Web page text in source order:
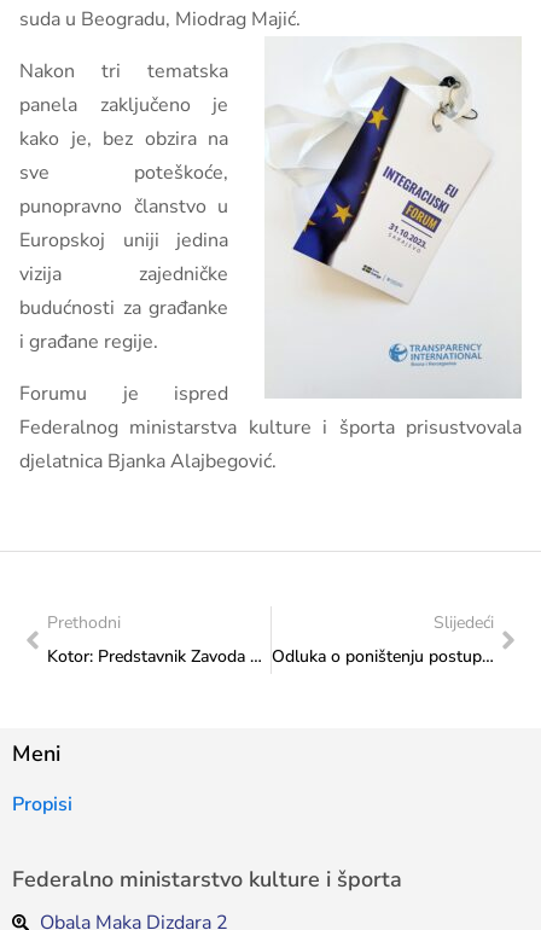
suda u Beogradu, Miodrag Majić.
Nakon tri tematska
panela zaključeno je
kako je, bez obzira na
sve poteškoće,
punopravno članstvo u
Europskoj uniji jedina
vizija zajedničke
budućnosti za građanke
i građane regije.
Forumu je ispred
Federalnog ministarstva kulture i športa prisustvovala
djelatnica Bjanka Alajbegović.
Prethodni
Kotor: Predstavnik Zavoda za zaštitu spomenika Robert Stergar sudjelovao na radionicama za provedbu Konvencije o svjetskoj baštini i Trećeg ciklusa periodičnog izvješćivanja u Jugoistočnoj Europi
Slijedeći
Odluka o poništenju postupka javne nabave – konkurentski zahtjev
Meni
Propisi
Federalno ministarstvo kulture i športa
Obala Maka Dizdara 2